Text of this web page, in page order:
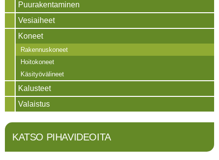
Puurakentaminen
Vesiaiheet
Koneet
Rakennuskoneet
Hoitokoneet
Käsityövälineet
Kalusteet
Valaistus
KATSO PIHAVIDEOITA